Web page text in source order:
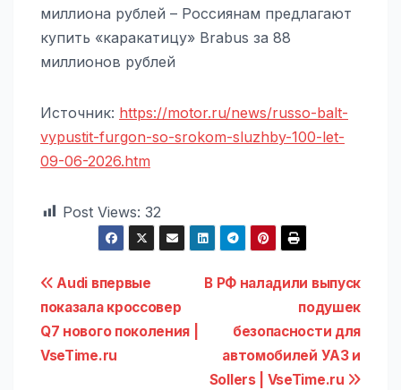
миллиона рублей – Россиянам предлагают
купить «каракатицу» Brabus за 88
миллионов рублей
Источник: https://motor.ru/news/russo-balt-
vypustit-furgon-so-srokom-sluzhby-100-let-
09-06-2026.htm
Post Views: 32
Навигация
по
записям
В РФ наладили выпуск
подушек
безопасности для
автомобилей УАЗ и
Sollers | VseTime.ru
Audi впервые
показала кроссовер
Q7 нового поколения |
VseTime.ru